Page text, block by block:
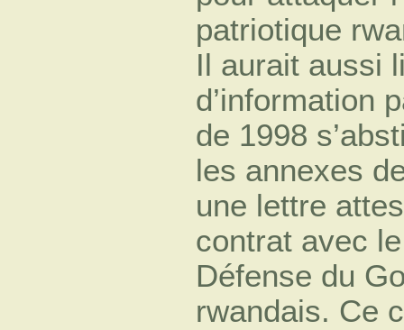
patriotique
Il aurait aussi
d’information
de 1998
les annexes
une lettre
contrat avec
Défense du
rwandais. Ce